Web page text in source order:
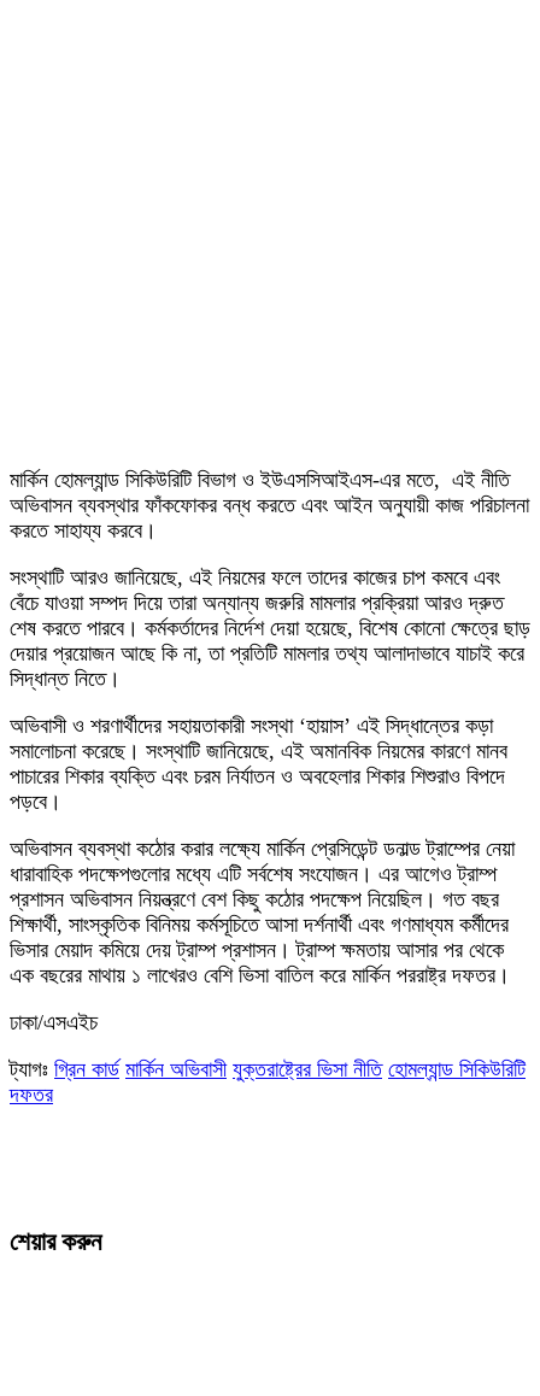
মার্কিন হোমল্যান্ড সিকিউরিটি বিভাগ ও ইউএসসিআইএস-এর মতে, এই নীতি
অভিবাসন ব্যবস্থার ফাঁকফোকর বন্ধ করতে এবং আইন অনুযায়ী কাজ পরিচালনা
করতে সাহায্য করবে।
সংস্থাটি আরও জানিয়েছে, এই নিয়মের ফলে তাদের কাজের চাপ কমবে এবং
বেঁচে যাওয়া সম্পদ দিয়ে তারা অন্যান্য জরুরি মামলার প্রক্রিয়া আরও দ্রুত
শেষ করতে পারবে। কর্মকর্তাদের নির্দেশ দেয়া হয়েছে, বিশেষ কোনো ক্ষেত্রে ছাড়
দেয়ার প্রয়োজন আছে কি না, তা প্রতিটি মামলার তথ্য আলাদাভাবে যাচাই করে
সিদ্ধান্ত নিতে।
অভিবাসী ও শরণার্থীদের সহায়তাকারী সংস্থা ‘হায়াস’ এই সিদ্ধান্তের কড়া
সমালোচনা করেছে। সংস্থাটি জানিয়েছে, এই অমানবিক নিয়মের কারণে মানব
পাচারের শিকার ব্যক্তি এবং চরম নির্যাতন ও অবহেলার শিকার শিশুরাও বিপদে
পড়বে।
অভিবাসন ব্যবস্থা কঠোর করার লক্ষ্যে মার্কিন প্রেসিডেন্ট ডনাল্ড ট্রাম্পের নেয়া
ধারাবাহিক পদক্ষেপগুলোর মধ্যে এটি সর্বশেষ সংযোজন। এর আগেও ট্রাম্প
প্রশাসন অভিবাসন নিয়ন্ত্রণে বেশ কিছু কঠোর পদক্ষেপ নিয়েছিল। গত বছর
শিক্ষার্থী, সাংস্কৃতিক বিনিময় কর্মসূচিতে আসা দর্শনার্থী এবং গণমাধ্যম কর্মীদের
ভিসার মেয়াদ কমিয়ে দেয় ট্রাম্প প্রশাসন। ট্রাম্প ক্ষমতায় আসার পর থেকে
এক বছরের মাথায় ১ লাখেরও বেশি ভিসা বাতিল করে মার্কিন পররাষ্ট্র দফতর।
ঢাকা/এসএইচ
ট্যাগঃ গ্রিন কার্ড মার্কিন অভিবাসী যুক্তরাষ্ট্রের ভিসা নীতি হোমল্যান্ড সিকিউরিটি
দফতর
শেয়ার করুন